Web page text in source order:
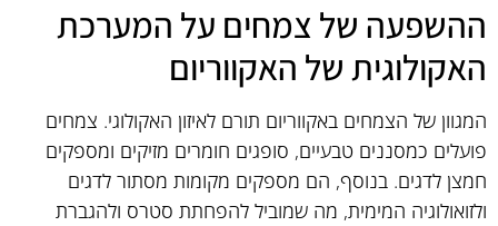
ההשפעה של צמחים על המערכת
האקולוגית של האקווריום
המגוון של הצמחים באקווריום תורם לאיזון האקולוגי. צמחים
פועלים כמסננים טבעיים, סופגים חומרים מזיקים ומספקים
חמצן לדגים. בנוסף, הם מספקים מקומות מסתור לדגים
ולזואולוגיה המימית, מה שמוביל להפחתת סטרס ולהגברת